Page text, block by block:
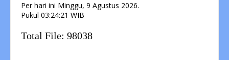
Per hari ini Minggu, 9 Agustus 2026.
Pukul 03:24:21 WIB
Total File: 98038